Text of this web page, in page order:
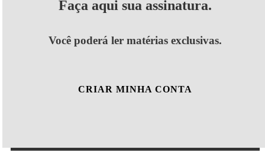
Faça aqui sua assinatura.
Você poderá ler matérias exclusivas.
CRIAR MINHA CONTA